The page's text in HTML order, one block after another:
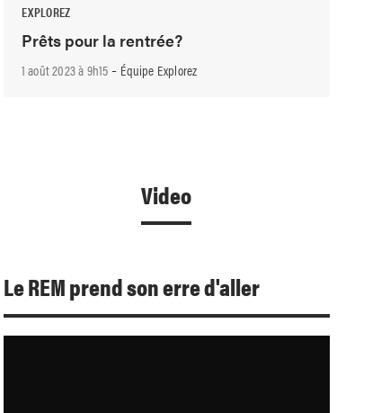
EXPLOREZ
Prêts pour la rentrée?
1 août 2023 à 9h15 - Équipe Explorez
Video
Le REM prend son erre d'aller